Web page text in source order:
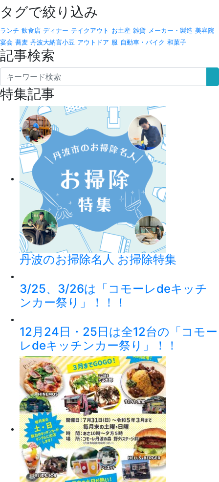
タグで絞り込み
ランチ 飲食店 ディナー テイクアウト お土産 雑貨 メーカー・製造 美容院
宴会 蕎麦 丹波大納言小豆 アウトドア 服 自動車・バイク 和菓子
記事検索
特集記事
丹波のお掃除名人 お掃除特集
3/25、3/26は「コモーレdeキッチ
ンカー祭り」！！！
12月24日・25日は全12台の「コモー
レdeキッチンカー祭り」！！